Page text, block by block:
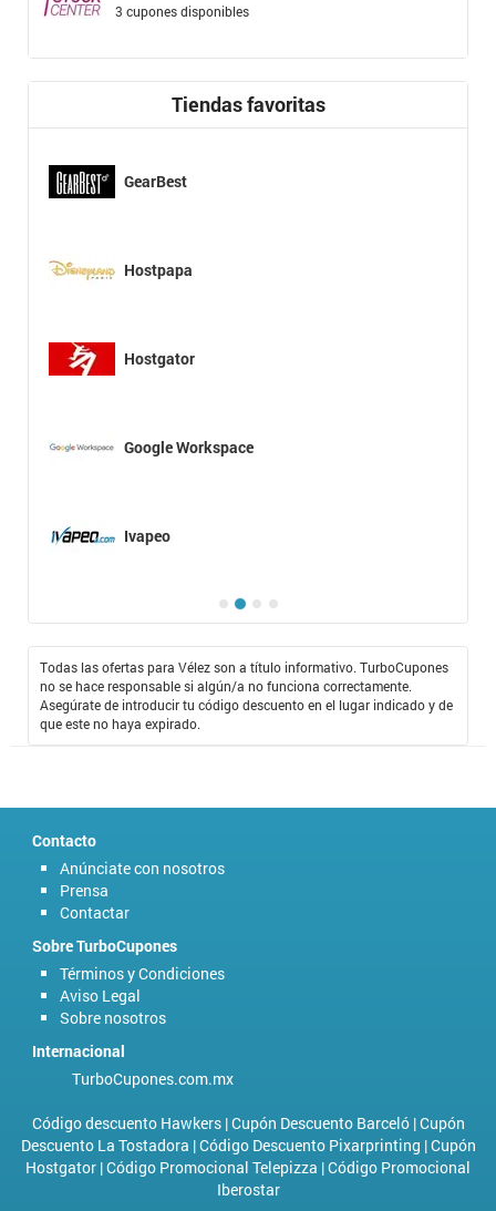
3 cupones disponibles
Tiendas favoritas
GearBest
Hostpapa
Hostgator
Google Workspace
Ivapeo
Todas las ofertas para Vélez son a título informativo. TurboCupones
no se hace responsable si algún/a no funciona correctamente.
Asegúrate de introducir tu código descuento en el lugar indicado y de
que este no haya expirado.
Contacto
Anúnciate con nosotros
Prensa
Contactar
Sobre TurboCupones
Términos y Condiciones
Aviso Legal
Sobre nosotros
Internacional
TurboCupones.com.mx
Código descuento Hawkers|Cupón Descuento Barceló|Cupón
Descuento La Tostadora |Código Descuento Pixarprinting |Cupón
Hostgator |Código Promocional Telepizza |Código Promocional
Iberostar